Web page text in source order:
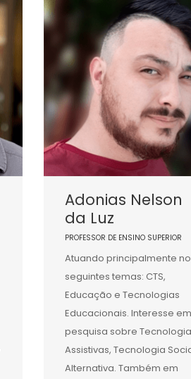
Adonias Nelson
da Luz
PROFESSOR DE ENSINO SUPERIOR
Atuando principalmente
seguintes temas: CTS,
Educação e Tecnologias
Educacionais. Interesse em
pesquisa sobre
Assistivas, Tecnologia
Alternativa. Também em